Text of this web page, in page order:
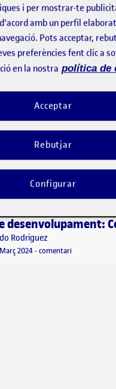
DE LA PROFESSIÓ Si bé és cert
és a dir, “l’expertesa en
desenvolupament:
Rodriguez
de publicació
20244 maig, 2024 10:43 am
-comentariel Fase de
i per mostrar-te
amb un perfil
Pots acceptar,
preferències fent clic a
en la nostra política de
Rebutjar
Acceptar
Configurar